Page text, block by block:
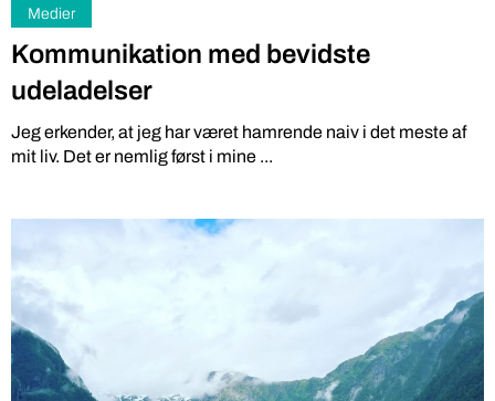
Medier
Kommunikation med bevidste
udeladelser
Jeg erkender, at jeg har været hamrende naiv i det meste af
mit liv. Det er nemlig først i mine ...